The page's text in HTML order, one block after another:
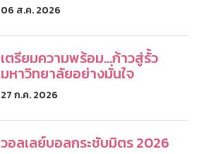
06 ส.ค. 2026
เตรียมความพร้อม...ก้าวสู่รั้ว
มหาวิทยาลัยอย่างมั่นใจ
27 ก.ค. 2026
วอลเลย์บอลกระชับมิตร 2026